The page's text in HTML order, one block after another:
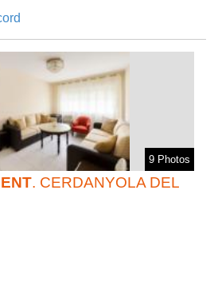
9 Photos
. CERDANYOLA DEL